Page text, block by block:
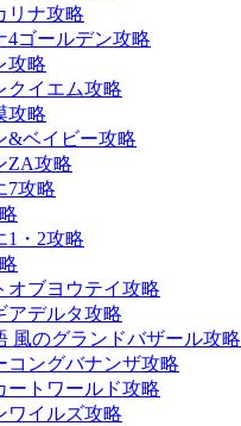
リナ攻略
4ゴールデン攻略
攻略
クイエム攻略
攻略
&ベイビー攻略
ZA攻略
7攻略
1・2攻略
オブヨウテイ攻略
アデルタ攻略
風のグランドバザール攻略
コングバナンザ攻略
ートワールド攻略
ワイルズ攻略